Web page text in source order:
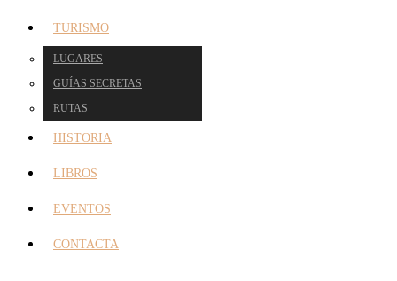
TURISMO
LUGARES
GUÍAS SECRETAS
RUTAS
HISTORIA
LIBROS
EVENTOS
CONTACTA